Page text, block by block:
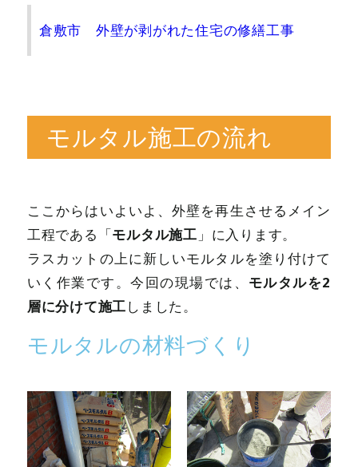
倉敷市 外壁が剥がれた住宅の修繕工事
モルタル施工の流れ
ここからはいよいよ、外壁を再生させるメイン
工程である「 モルタル施工 」に入ります。
ラスカットの上に新しいモルタルを塗り付けて
いく作業です。今回の現場では、 モルタルを2
層に分けて施工 しました。
モルタルの材料づくり